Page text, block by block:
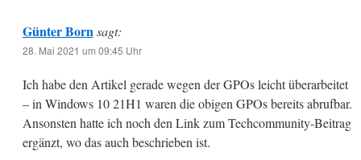
Günter Born sagt:
28. Mai 2021 um 09:45 Uhr
Ich habe den Artikel gerade wegen der GPOs leicht überarbeitet
– in Windows 10 21H1 waren die obigen GPOs bereits abrufbar.
Ansonsten hatte ich noch den Link zum Techcommunity-Beitrag
ergänzt, wo das auch beschrieben ist.